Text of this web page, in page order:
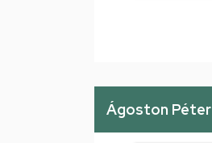
Ágoston Péter